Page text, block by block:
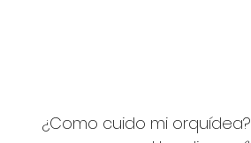
¿Como cuido mi orquídea?